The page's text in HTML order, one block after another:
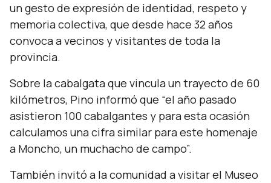
un gesto de expresión de identidad, respeto y
memoria colectiva, que desde hace 32 años
convoca a vecinos y visitantes de toda la
provincia.
Sobre la cabalgata que vincula un trayecto de 60
kilómetros, Pino informó que “el año pasado
asistieron 100 cabalgantes y para esta ocasión
calculamos una cifra similar para este homenaje
a Moncho, un muchacho de campo”.
También invitó a la comunidad a visitar el Museo